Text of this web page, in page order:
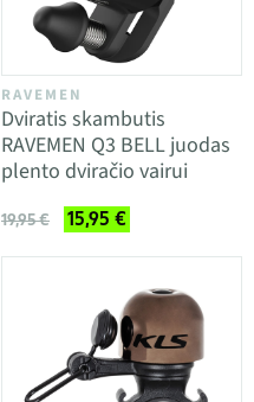
RAVEMEN
Dviratis skambutis
RAVEMEN Q3 BELL juodas
plento dviračio vairui
19,95 € 15,95 €